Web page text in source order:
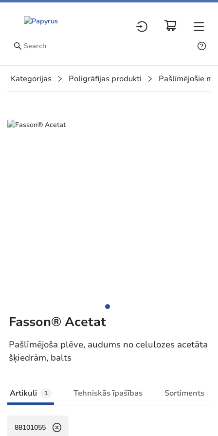
Kategorijas Poligrāfijas produkti Pašlīmējošie
Slide 1 of 1
Fasson® Acetat
Pašlīmējoša plēve, audums no celulozes acetāta
šķiedrām, balts
Artikuli 1 Tehniskās īpašības Sortiments
88101055